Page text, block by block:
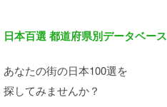
日本百選 都道府県別データベース
あなたの街の日本100選を
探してみませんか？